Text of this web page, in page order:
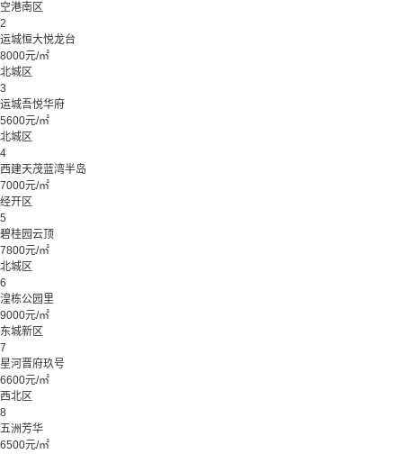
空港南区
2
运城恒大悦龙台
8000元/㎡
北城区
3
运城吾悦华府
5600元/㎡
北城区
4
西建天茂蓝湾半岛
7000元/㎡
经开区
5
碧桂园云顶
7800元/㎡
北城区
6
湟栋公园里
9000元/㎡
东城新区
7
星河晋府玖号
6600元/㎡
西北区
8
五洲芳华
6500元/㎡